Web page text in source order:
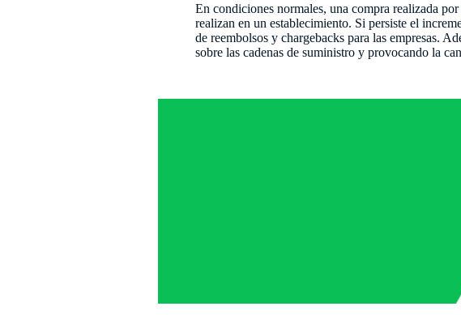
En condiciones normales, una compra realizada
realizan en un establecimiento. Si persiste el
de reembolsos y chargebacks para las empresas.
sobre las cadenas de suministro y provocando la